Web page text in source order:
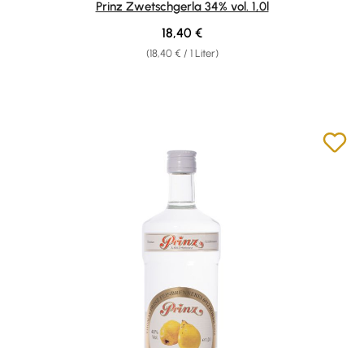
Prinz Zwetschgerla 34% vol. 1,0l
(18,40 € / 1 Liter)
Regulärer Preis:
18,40 €